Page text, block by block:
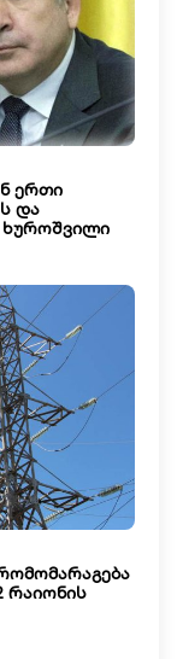
ერთი
და
ხუროშვილი
რაიონის